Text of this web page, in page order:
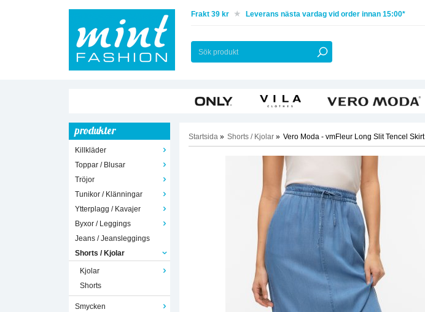
Frakt 39 kr Leverans nästa vardag vid order innan 15:00*
produkter
Killkläder
Toppar / Blusar
Tröjor
Tunikor / Klänningar
Ytterplagg / Kavajer
Byxor / Leggings
Jeans / Jeansleggings
Shorts / Kjolar
Kjolar
Shorts
Smycken
Startsida » Shorts / Kjolar » Vero Moda - vmFleur Long Slit Tencel Skirt